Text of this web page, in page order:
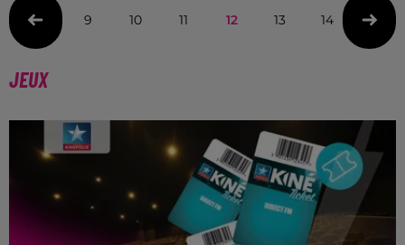
9 10 11 12 13 14 15
JEUX